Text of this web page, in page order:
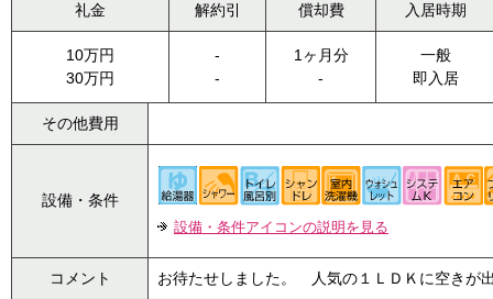
礼金
解約引
償却費
入居時期
10万円
30万円
-
-
1ヶ月分
-
一般
即入居
その他費用
設備・条件
設備・条件アイコンの説明を見る
コメント お待たせしました。 人気の１ＬＤＫに空きが